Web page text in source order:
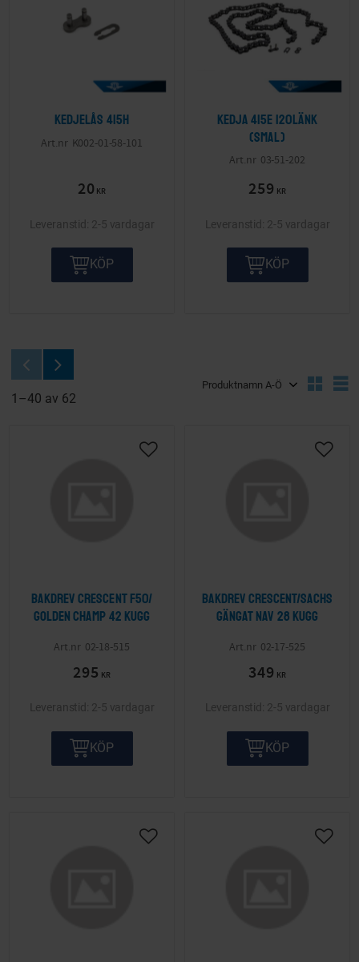
Kedjelås 415H
K002-01-58-101
20 KR
2-5 vardagar
KÖP
Kedja 415E 120länk
(smal)
03-51-202
259 KR
2-5 vardagar
KÖP
1–40 av 62
Bakdrev Crescent F50/
Golden Champ 42 kugg
02-18-515
295 KR
Lägg till i önskelista
2-5 vardagar
KÖP
Bakdrev Crescent/Sachs
gängat nav 28 kugg
02-17-525
349 KR
Lägg
2-5 vardagar
KÖP
Lägg till i önskelista Lägg